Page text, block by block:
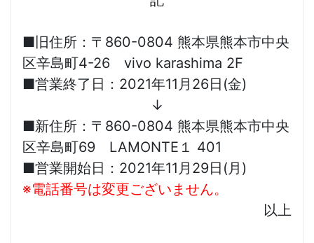
■旧住所：〒860-0804 熊本県熊本市中央
区辛島町4-26 vivo karashima 2F
■営業終了日：2021年11月26日(金)
↓
■新住所：〒860-0804 熊本県熊本市中央
区辛島町69 LAMONTE１ 401
■営業開始日：2021年11月29日(月)
※電話番号は変更ございません。
以上